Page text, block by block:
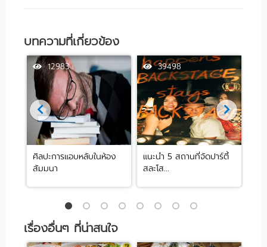
บทความที่เกี่ยวข้อง
12983
ศิลปะการแอบหลับในห้อง
สัมมนา
39498
แนะนำ 5 สถานที่จัดปาร์ตี้
สละโส...
เรื่องอื่นๆ ที่น่าสนใจ